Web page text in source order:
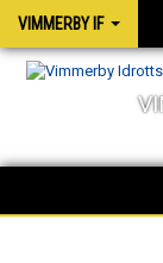
VIMMERBY IF